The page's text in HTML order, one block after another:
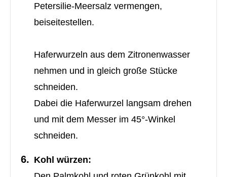
Petersilie-Meersalz vermengen,
beiseitestellen.
Haferwurzeln aus dem Zitronenwasser
nehmen und in gleich große Stücke
schneiden.
Dabei die Haferwurzel langsam drehen
und mit dem Messer im 45°-Winkel
schneiden.
Kohl würzen: